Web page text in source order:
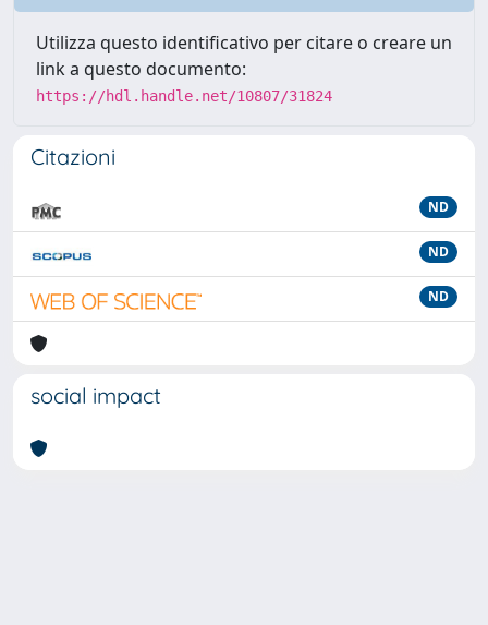
Utilizza questo identificativo per citare o creare un
link a questo documento:
https://hdl.handle.net/10807/31824
Citazioni
ND
ND
ND
social impact